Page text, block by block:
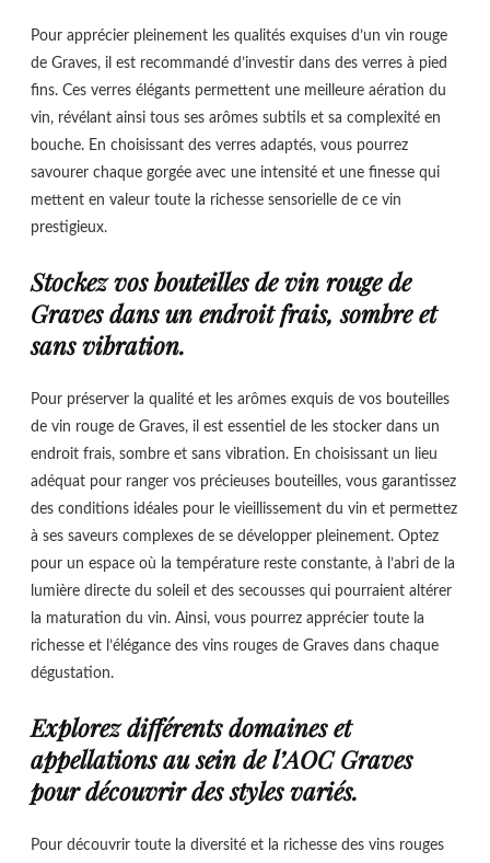
Pour apprécier pleinement les qualités exquises d’un vin rouge
de Graves, il est recommandé d’investir dans des verres à pied
fins. Ces verres élégants permettent une meilleure aération du
vin, révélant ainsi tous ses arômes subtils et sa complexité en
bouche. En choisissant des verres adaptés, vous pourrez
savourer chaque gorgée avec une intensité et une finesse qui
mettent en valeur toute la richesse sensorielle de ce vin
prestigieux.
Stockez vos bouteilles de vin rouge de
Graves dans un endroit frais, sombre et
sans vibration.
Pour préserver la qualité et les arômes exquis de vos bouteilles
de vin rouge de Graves, il est essentiel de les stocker dans un
endroit frais, sombre et sans vibration. En choisissant un lieu
adéquat pour ranger vos précieuses bouteilles, vous garantissez
des conditions idéales pour le vieillissement du vin et permettez
à ses saveurs complexes de se développer pleinement. Optez
pour un espace où la température reste constante, à l’abri de la
lumière directe du soleil et des secousses qui pourraient altérer
la maturation du vin. Ainsi, vous pourrez apprécier toute la
richesse et l’élégance des vins rouges de Graves dans chaque
dégustation.
Explorez différents domaines et
appellations au sein de l’AOC Graves
pour découvrir des styles variés.
Pour découvrir toute la diversité et la richesse des vins rouges